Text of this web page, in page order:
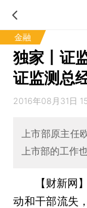
金融
独家丨证
证监测总
2016年08月31日
上市部原主任
上市部的工作
【财新网
动和干部流失，